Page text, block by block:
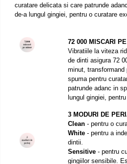
curatare delicata si care patrunde
de-a lungul gingiei, pentru o curatare
72 000 MISCARI
Vibratiile la viteza
de dinti asigura 72
minut,
spuma pentru
patrunde adanc in
lungul gingiei,
3 MODURI DE
Clean - pentru o
White - pentru a
dintii.
Sensitive - pentru
gingiilor sensibile.